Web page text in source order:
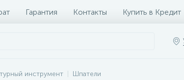
Гарантия Контакты Купить в Кредит
инструмент Шпатели